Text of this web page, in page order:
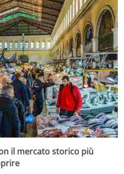
il mercato storico più